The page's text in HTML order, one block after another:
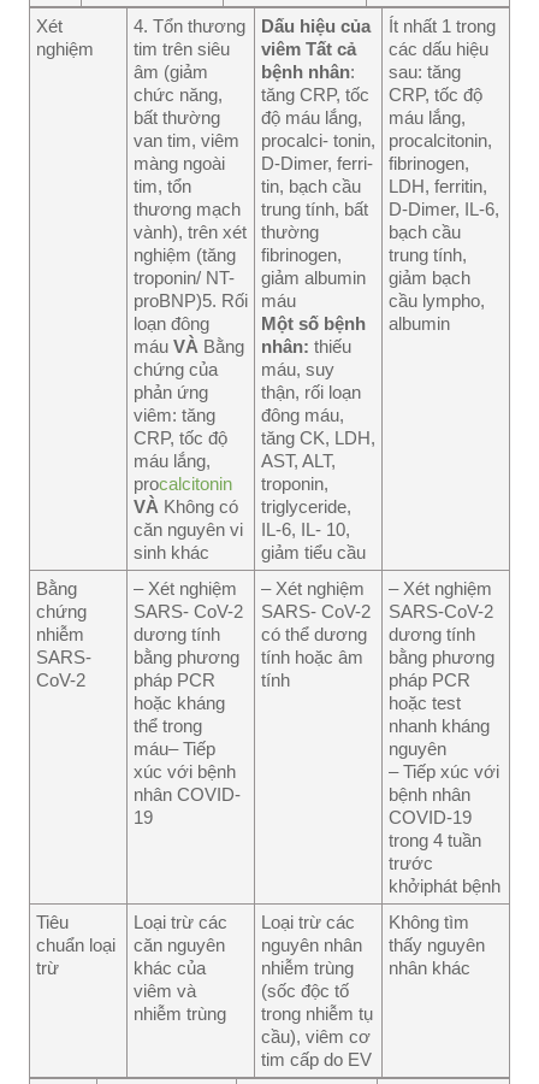
Xét
nghiệm
4. Tổn thương
tim trên siêu
âm (giảm
chức năng,
bất thường
van tim, viêm
màng ngoài
tim, tổn
thương mạch
vành), trên xét
nghiệm (tăng
troponin/ NT-
proBNP)5. Rối
loạn đông
máu VÀ Bằng
chứng của
phản ứng
viêm: tăng
CRP, tốc độ
máu lắng,
procalcitonin
VÀ Không có
căn nguyên vi
sinh khác
Dấu hiệu của
viêm Tất cả
bệnh nhân:
tăng CRP, tốc
độ máu lắng,
procalci- tonin,
D-Dimer, ferri-
tin, bạch cầu
trung tính, bất
thường
fibrinogen,
giảm albumin
máu
Một số bệnh
nhân: thiếu
máu, suy
thận, rối loạn
đông máu,
tăng CK, LDH,
AST, ALT,
troponin,
triglyceride,
IL-6, IL- 10,
giảm tiểu cầu
Ít nhất 1 trong
các dấu hiệu
sau: tăng
CRP, tốc độ
máu lắng,
procalcitonin,
fibrinogen,
LDH, ferritin,
D-Dimer, IL-6,
bạch cầu
trung tính,
giảm bạch
cầu lympho,
albumin
Bằng
chứng
nhiễm
SARS-
CoV-2
– Xét nghiệm
SARS- CoV-2
dương tính
bằng phương
pháp PCR
hoặc kháng
thể trong
máu– Tiếp
xúc với bệnh
nhân COVID-
19
– Xét nghiệm
SARS- CoV-2
có thể dương
tính hoặc âm
tính
– Xét nghiệm
SARS-CoV-2
dương tính
bằng phương
pháp PCR
hoặc test
nhanh kháng
nguyên
– Tiếp xúc với
bệnh nhân
COVID-19
trong 4 tuần
trước
khởiphát bệnh
Tiêu
chuẩn loại
trừ
Loại trừ các
căn nguyên
khác của
viêm và
nhiễm trùng
Loại trừ các
nguyên nhân
nhiễm trùng
(sốc độc tố
trong nhiễm tụ
cầu), viêm cơ
tim cấp do EV
Không tìm
thấy nguyên
nhân khác